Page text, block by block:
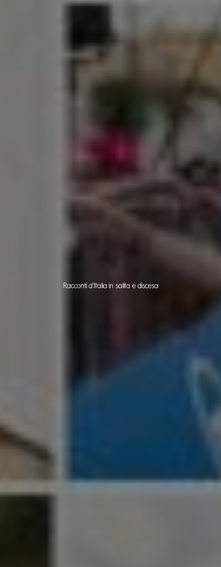
Racconti d'Italia in salita e discesa